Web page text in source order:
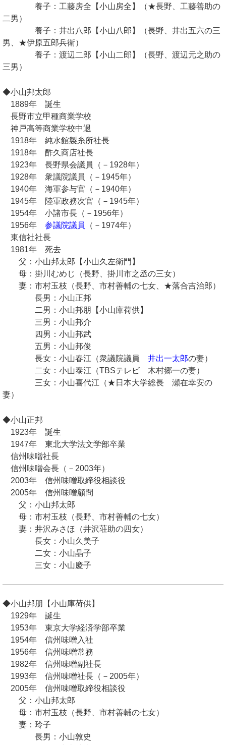
養子：工藤房全【小山房全】（★長野、工藤善助の
二男）
養子：井出八郎【小山八郎】（長野、井出五六の三
男、★伊原五郎兵衛）
養子：渡辺二郎【小山二郎】（長野、渡辺元之助の
三男）
◆小山邦太郎
1889年 誕生
長野市立甲種商業学校
神戸高等商業学校中退
1918年 純水館製糸所社長
1918年 酢久商店社長
1923年 長野県会議員（－1928年）
1928年 衆議院議員（－1945年）
1940年 海軍参与官（－1940年）
1945年 陸軍政務次官（－1945年）
1954年 小諸市長（－1956年）
1956年 参議院議員
（－1974年）
東信社社長
1981年 死去
父：小山邦太郎【小山久左衛門】
母：掛川むめじ（長野、掛川市之丞の三女）
妻：市村玉枝（長野、市村善輔の七女、★落合吉治郎）
長男：小山正邦
二男：小山邦朋【小山庫荷供】
三男：小山邦介
四男：小山邦武
五男：小山邦俊
長女：小山春江（衆議院議員 井出一太郎の妻）
二女：小山泰江（TBSテレビ 木村郷一の妻）
三女：小山喜代江（★日本大学総長 瀬在幸安の
妻）
◆小山正邦
1923年 誕生
1947年 東北大学法文学部卒業
信州味噌社長
信州味噌会長（－2003年）
2003年 信州味噌取締役相談役
2005年 信州味噌顧問
父：小山邦太郎
母：市村玉枝（長野、市村善輔の七女）
妻：井沢みさほ（井沢荘助の四女）
長女：小山久美子
二女：小山晶子
三女：小山慶子
◆小山邦朋【小山庫荷供】
1929年 誕生
1953年 東京大学経済学部卒業
1954年 信州味噌入社
1956年 信州味噌常務
1982年 信州味噌副社長
1993年 信州味噌社長（－2005年）
2005年 信州味噌取締役相談役
父：小山邦太郎
母：市村玉枝（長野、市村善輔の七女）
妻：玲子
長男：小山敦史